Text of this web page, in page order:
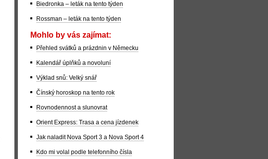
Biedronka – leták na tento týden
Rossman – leták na tento týden
Mohlo by vás zajímat:
Přehled svátků a prázdnin v Německu
Kalendář úplňků a novoluní
Výklad snů: Velký snář
Čínský horoskop na tento rok
Rovnodennost a slunovrat
Orient Express: Trasa a cena jízdenek
Jak naladit Nova Sport 3 a Nova Sport 4
Kdo mi volal podle telefonního čísla